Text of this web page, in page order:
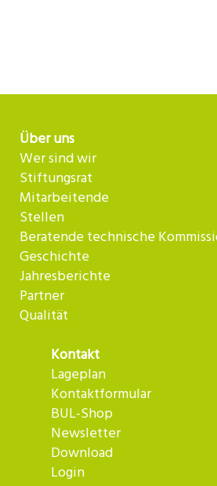
Über uns
Wer sind wir
Stiftungsrat
Mitarbeitende
Stellen
Beratende technische
Geschichte
Jahresberichte
Partner
Qualität
Kontakt
Lageplan
Kontaktformular
BUL-Shop
Newsletter
Download
Login